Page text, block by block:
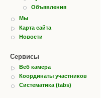
Объявления
Мы
Карта сайта
Новости
Сервисы
Веб камера
Координаты участников
Систематика (tabs)